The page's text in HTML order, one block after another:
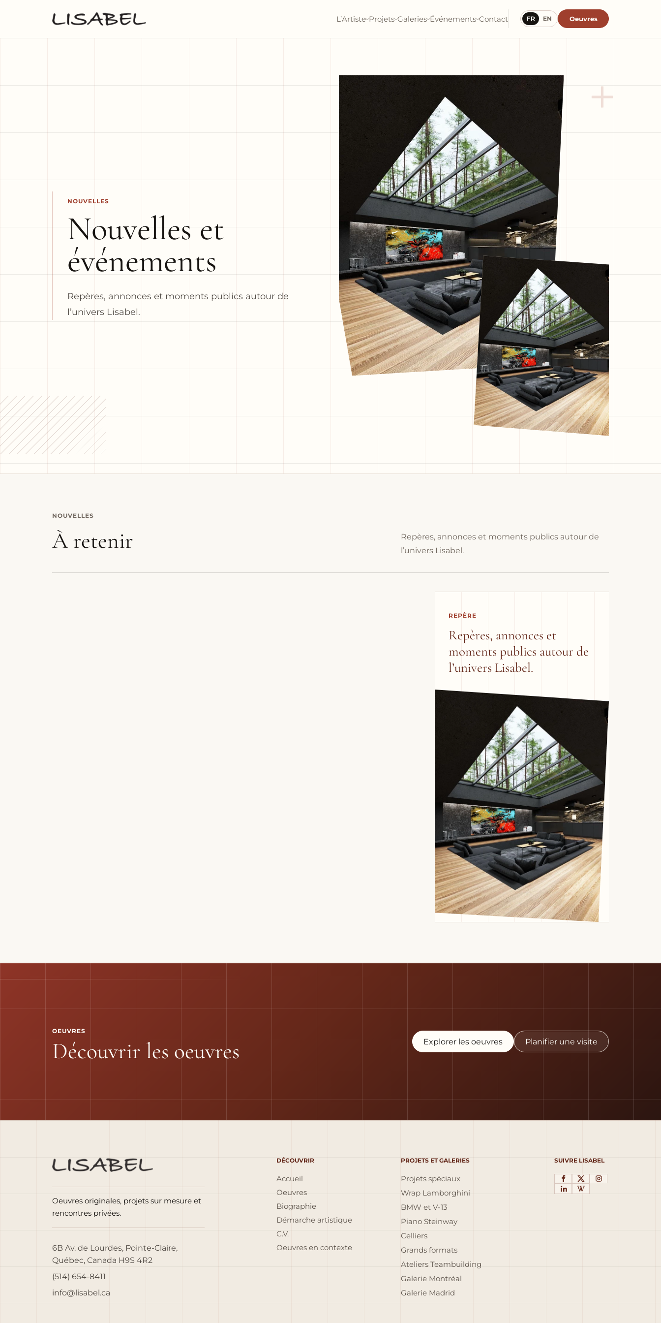
L’Artiste Projets Galeries Événements Contact FR EN Oeuvres
+
NOUVELLES
Nouvelles et
événements
Repères, annonces et moments publics autour de
l’univers Lisabel.
NOUVELLES
À retenir
Repères, annonces et moments publics autour de
l’univers Lisabel.
REPÈRE
Repères, annonces et
moments publics autour de
l’univers Lisabel.
OEUVRES
Découvrir les oeuvres Explorer les oeuvres Planifier une visite
Oeuvres originales, projets sur mesure et
rencontres privées.
6B Av. de Lourdes, Pointe-Claire,
Québec, Canada H9S 4R2
(514) 654-8411
info@lisabel.ca
DÉCOUVRIR
Accueil
Oeuvres
Biographie
Démarche artistique
C.V.
Oeuvres en contexte
PROJETS ET GALERIES
Projets spéciaux
Wrap Lamborghini
BMW et V-13
Piano Steinway
Celliers
Grands formats
Ateliers Teambuilding
Galerie Montréal
Galerie Madrid
SUIVRE LISABEL